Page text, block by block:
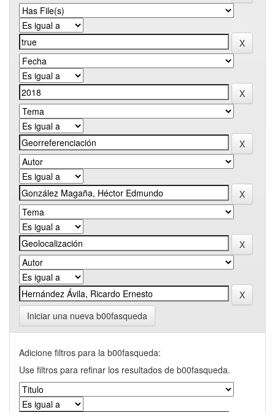
Iniciar una nueva b00fasqueda
Adicione filtros para la b00fasqueda:
Use filtros para refinar los resultados de b00fasqueda.